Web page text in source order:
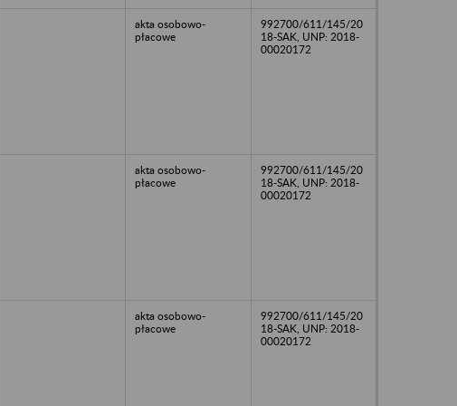
akta osobowo-
płacowe
992700/611/145/20
18-SAK, UNP: 2018-
00020172
akta osobowo-
płacowe
992700/611/145/20
18-SAK, UNP: 2018-
00020172
akta osobowo-
płacowe
992700/611/145/20
18-SAK, UNP: 2018-
00020172